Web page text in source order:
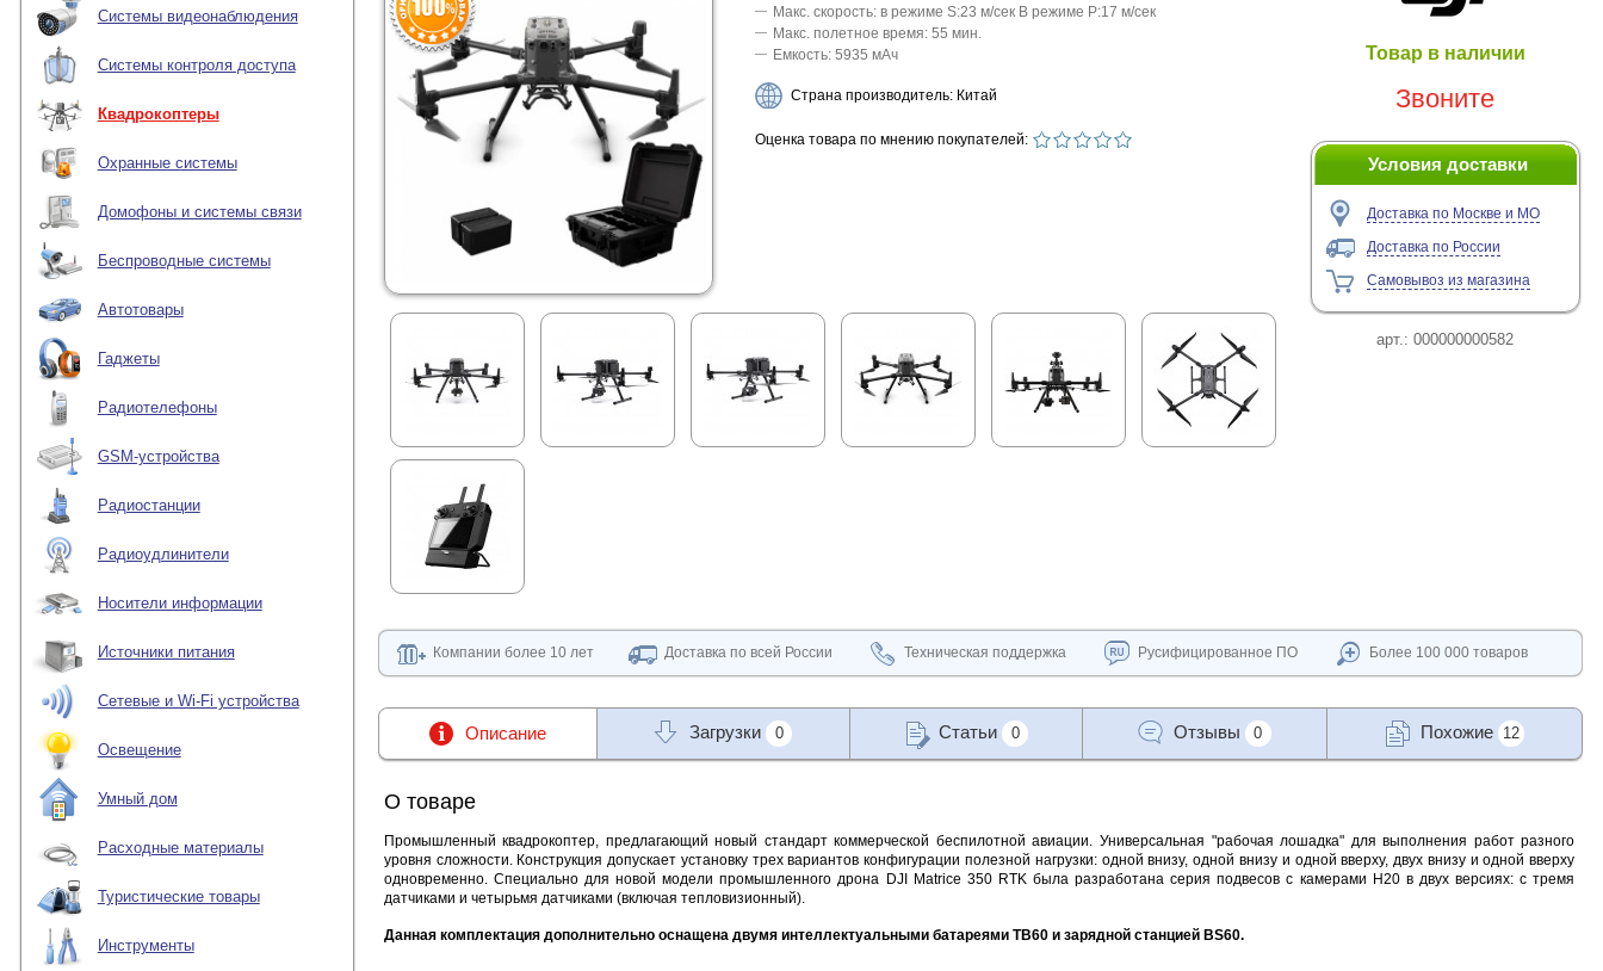
Системы видеонаблюдения
Системы контроля доступа
Квадрокоптеры
Охранные системы
Домофоны и системы связи
Беспроводные системы
Автотовары
Гаджеты
Радиотелефоны
GSM-устройства
Радиостанции
Радиоудлинители
Носители информации
Источники питания
Сетевые и Wi-Fi устройства
Освещение
Умный дом
Расходные материалы
Туристические товары
Инструменты
Макс. скорость: в режиме S:23 м/сек В режиме P:17 м/сек
Макс. полетное время: 55 мин.
Емкость: 5935 мАч
Страна производитель: Китай
Оценка товара по мнению покупателей:
Товар в наличии
Звоните
Условия доставки
Доставка по Москве и МО
Доставка по России
Самовывоз из магазина
арт.:000000000582
Компании более 10 лет Доставка по всей России Техническая поддержка Русифицированное ПО Более 100 000 товаров
Описание Загрузки 0 Статьи 0 Отзывы 0 Похожие 12
О товаре
Промышленный квадрокоптер, предлагающий новый стандарт коммерческой беспилотной авиации. Универсальная "рабочая лошадка" для выполнения работ разного
уровня сложности. Конструкция допускает установку трех вариантов конфигурации полезной нагрузки: одной внизу, одной внизу и одной вверху, двух внизу и одной вверху
одновременно. Специально для новой модели промышленного дрона DJI Matrice 350 RTK была разработана серия подвесов с камерами H20 в двух версиях: с тремя
датчиками и четырьмя датчиками (включая тепловизионный).
Данная комплектация дополнительно оснащена двумя интеллектуальными батареями TB60 и зарядной станцией BS60.